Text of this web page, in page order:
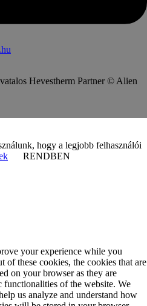
Hevestherm Partner © Alien
hogy a legjobb felhasználói
RENDBEN
your experience while you
of these cookies, the cookies that are
on your browser as they are
of the website. We
us analyze and understand how